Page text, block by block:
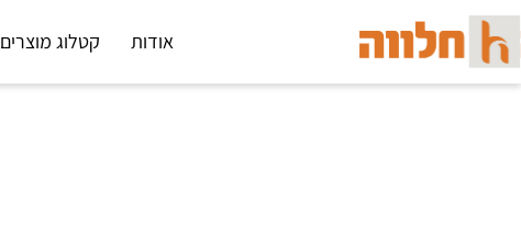
אודות קטלוג מוצרים